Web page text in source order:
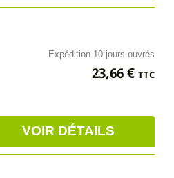
Expédition 10 jours ouvrés
Prix
23,66 € TTC
VOIR DÉTAILS